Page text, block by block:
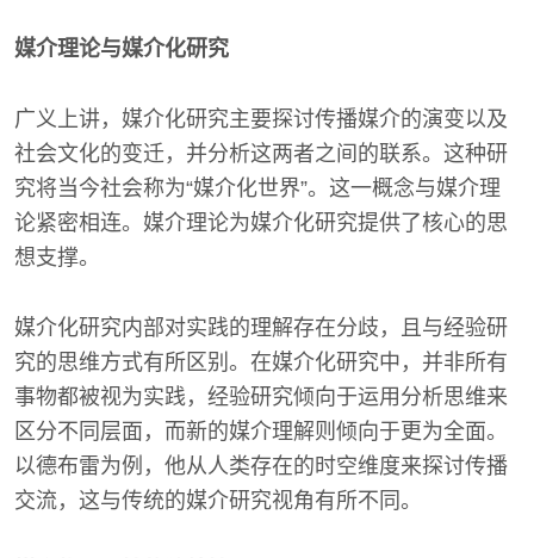
媒介理论与媒介化研究
广义上讲，媒介化研究主要探讨传播媒介的演变以及
社会文化的变迁，并分析这两者之间的联系。这种研
究将当今社会称为“媒介化世界”。这一概念与媒介理
论紧密相连。媒介理论为媒介化研究提供了核心的思
想支撑。
媒介化研究内部对实践的理解存在分歧，且与经验研
究的思维方式有所区别。在媒介化研究中，并非所有
事物都被视为实践，经验研究倾向于运用分析思维来
区分不同层面，而新的媒介理解则倾向于更为全面。
以德布雷为例，他从人类存在的时空维度来探讨传播
交流，这与传统的媒介研究视角有所不同。